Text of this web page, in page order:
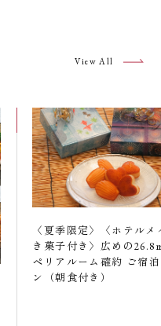
View All
〈夏季限定〉〈ホテルメ
き菓子付き〉広めの26.8
ペリアルーム確約 ご宿
ン（朝食付き）